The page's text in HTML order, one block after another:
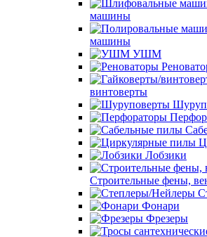
машины
машины
УШМ
винтоверты
Лобзики
Строительные фены,
Фонари
Фрезеры